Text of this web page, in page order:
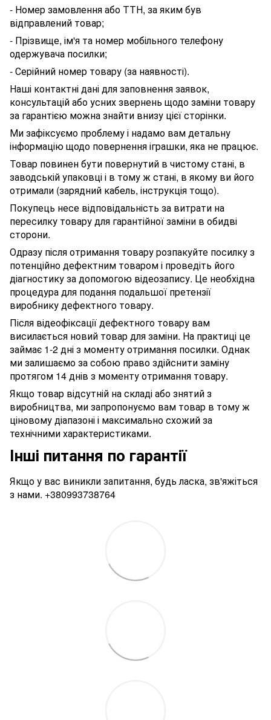
- Номер замовлення або ТТН, за яким був
відправлений товар;
- Прізвище, ім'я та номер мобільного телефону
одержувача посилки;
- Серійний номер товару (за наявності).
Наші контактні дані для заповнення заявок,
консультацій або усних звернень щодо заміни товару
за гарантією можна знайти внизу цієї сторінки.
Ми зафіксуємо проблему і надамо вам детальну
інформацію щодо повернення іграшки, яка не працює.
Товар повинен бути повернутий в чистому стані, в
заводській упаковці і в тому ж стані, в якому ви його
отримали (зарядний кабель, інструкція тощо).
Покупець несе відповідальність за витрати на
пересилку товару для гарантійної заміни в обидві
сторони.
Одразу після отримання товару розпакуйте посилку з
потенційно дефектним товаром і проведіть його
діагностику за допомогою відеозапису. Це необхідна
процедура для подання подальшої претензії
виробнику дефектного товару.
Після відеофіксації дефектного товару вам
висилається новий товар для заміни. На практиці це
займає 1-2 дні з моменту отримання посилки. Однак
ми залишаємо за собою право здійснити заміну
протягом 14 днів з моменту отримання товару.
Якщо товар відсутній на складі або знятий з
виробництва, ми запропонуємо вам товар в тому ж
ціновому діапазоні і максимально схожий за
технічними характеристиками.
Інші питання по гарантії
Якщо у вас виникли запитання, будь ласка, зв'яжіться
з нами. +380993738764